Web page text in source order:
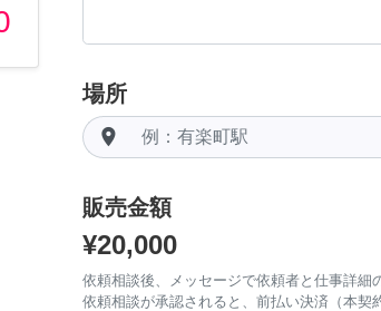
場所
room
販売金額
¥20,000
依頼相談後、メッセージで依頼者と仕事詳細
依頼相談が承認されると、前払い決済（本契